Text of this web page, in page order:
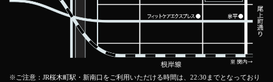
※ご注意：JR桜木町駅・新南口をご利用いただける時間は、22:30までとなっており